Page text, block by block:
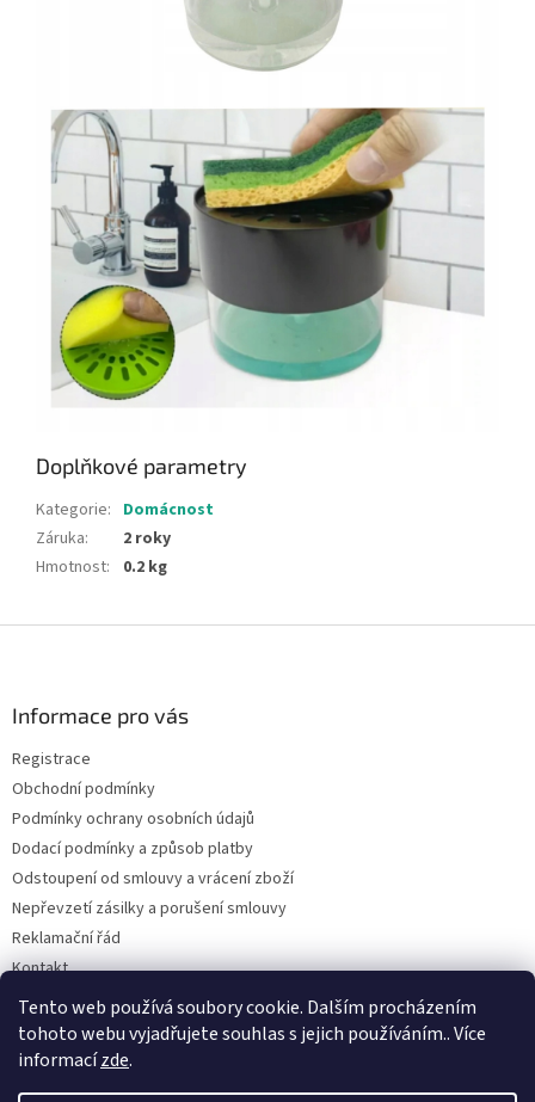
Tento web používá soubory cookie. Dalším procházením
tohoto webu vyjadřujete souhlas s jejich používáním.. Více
informacízde.
Doplňkové parametry
Kategorie: Domácnost
Záruka:
2 roky
Hmotnost: 0.2 kg
Informace pro vás
Registrace
Obchodní podmínky
Podmínky ochrany osobních údajů
Dodací podmínky a způsob platby
Odstoupení od smlouvy a vrácení zboží
Nepřevzetí zásilky a porušení smlouvy
Reklamační řád
Kontakt
Napište nám